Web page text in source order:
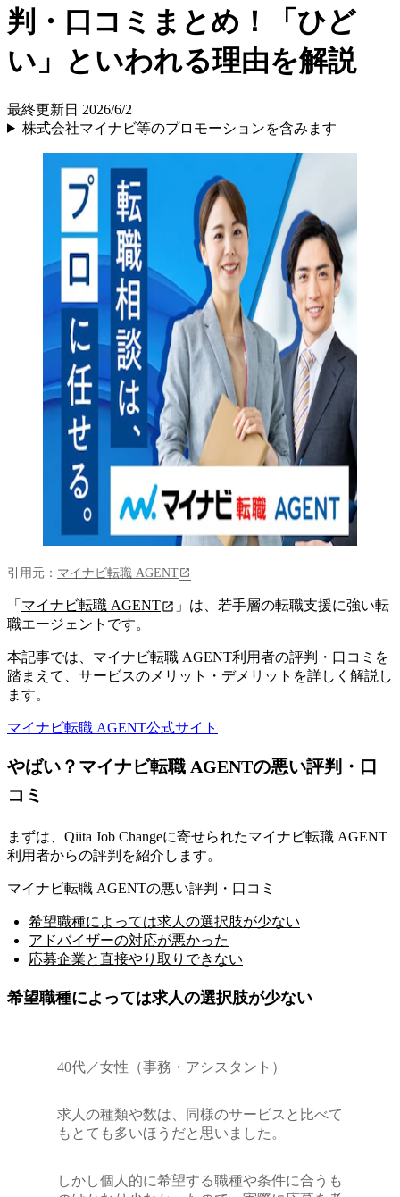
判・口コミまとめ！「ひど
い」といわれる理由を解説
最終更新日 2026/6/2
株式会社マイナビ等のプロモーションを含みます
引用元： マイナビ転職 AGENT
「 マイナビ転職 AGENT
」は、若手層の転職支援に強い転
職エージェントです。
本記事では、マイナビ転職 AGENT利用者の評判・口コミを
踏まえて、サービスのメリット・デメリットを詳しく解説し
ます。
マイナビ転職 AGENT公式サイト
やばい？マイナビ転職 AGENTの悪い評判・口
コミ
まずは、Qiita Job Changeに寄せられたマイナビ転職 AGENT
利用者からの評判を紹介します。
マイナビ転職 AGENTの悪い評判・口コミ
希望職種によっては求人の選択肢が少ない
アドバイザーの対応が悪かった
応募企業と直接やり取りできない
希望職種によっては求人の選択肢が少ない
40代／女性（事務・アシスタント）
求人の種類や数は、同様のサービスと比べて
もとても多いほうだと思いました。
しかし個人的に希望する職種や条件に合うも